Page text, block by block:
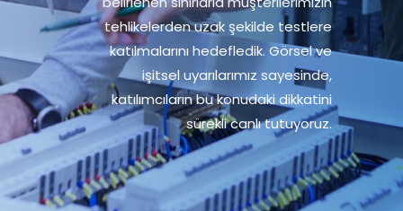
tehlikelerden uzak şekilde testlere
katılmalarını hedefledik. Görsel ve
işitsel uyarılarımız sayesinde,
katılımcıların bu konudaki dikkatini
sürekli canlı tutuyoruz.